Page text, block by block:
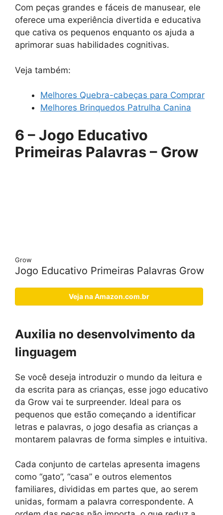
Com peças grandes e fáceis de manusear, ele
oferece uma experiência divertida e educativa
que cativa os pequenos enquanto os ajuda a
aprimorar suas habilidades cognitivas.
Veja também:
Melhores Quebra-cabeças para Comprar
Melhores Brinquedos Patrulha Canina
6 – Jogo Educativo
Primeiras Palavras – Grow
Grow
Jogo Educativo Primeiras Palavras Grow
Veja na Amazon.com.br
Auxilia no desenvolvimento da
linguagem
Se você deseja introduzir o mundo da leitura e
da escrita para as crianças, esse jogo educativo
da Grow vai te surpreender. Ideal para os
pequenos que estão começando a identificar
letras e palavras, o jogo desafia as crianças a
montarem palavras de forma simples e intuitiva.
Cada conjunto de cartelas apresenta imagens
como “gato”, “casa” e outros elementos
familiares, divididas em partes que, ao serem
unidas, formam a palavra correspondente. A